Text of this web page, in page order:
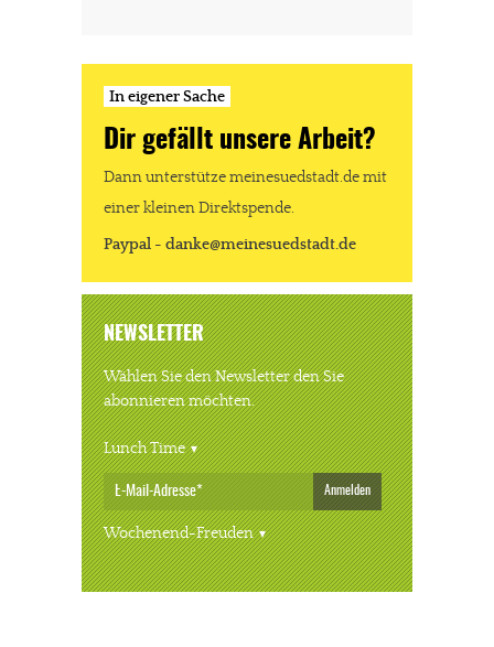
In eigener Sache
Dir gefällt unsere Arbeit?
Dann unterstütze meinesuedstadt.de mit
einer kleinen Direktspende.
Paypal - danke@meinesuedstadt.de
NEWSLETTER
Wählen Sie den Newsletter den Sie
abonnieren möchten.
Lunch Time
Anmelden
Wochenend-Freuden